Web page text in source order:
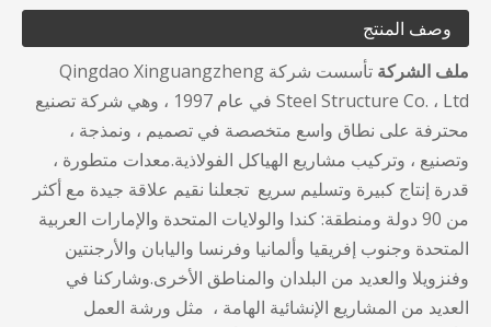
وصف المنتج
ملف الشركة
تأسست شركة Qingdao Xinguangzheng
Steel Structure Co. ، Ltd في عام 1997 ، وهي شركة تصنيع
محترفة على نطاق واسع متخصصة في تصميم ، ونمذجة ،
وتصنيع ، وتركيب مشاريع الهياكل الفولاذية.معدات متطورة ،
قدرة إنتاج كبيرة وتسليم سريع تجعلنا نقيم علاقة جيدة مع أكثر
من 90 دولة ومنطقة: كندا والولايات المتحدة والإمارات العربية
المتحدة وجنوب إفريقيا وألمانيا وفرنسا واليابان والأرجنتين
وفنزويلا والعديد من البلدان والمناطق الأخرى.وشاركنا في
العديد من المشاريع الإنشائية الهامة ، مثل ورشة العمل